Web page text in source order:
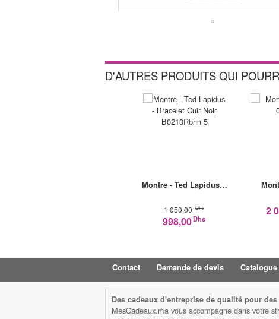
D'AUTRES PRODUITS QUI
Montre - Ted Lapidus…
1 050,00Dhs
998,00Dhs
2
Contact Demande de devis Catalogue
Des cadeaux d'entreprise de qualité pour
MesCadeaux.ma vous accompagne dans votre